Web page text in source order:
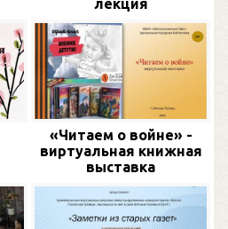
лекция
«Читаем о войне» -
виртуальная книжная
выставка